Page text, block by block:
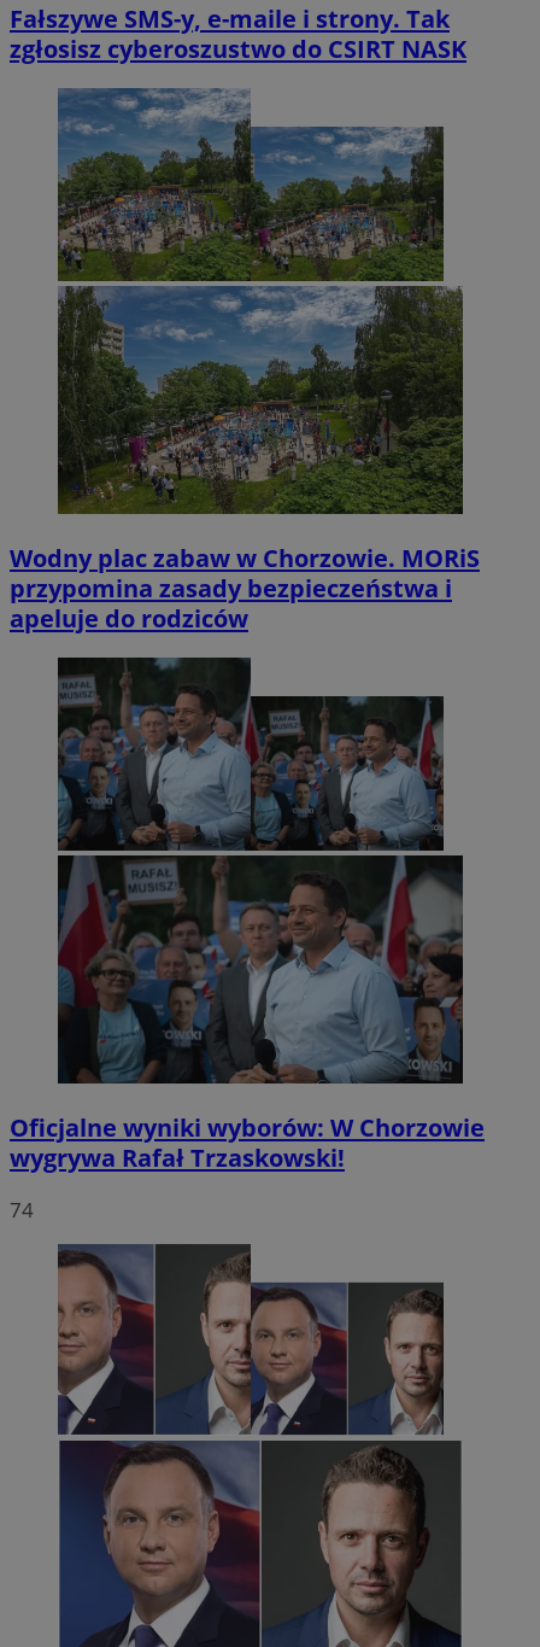
Fałszywe SMS-y, e-maile i strony. Tak
zgłosisz cyberoszustwo do CSIRT NASK
Wodny plac zabaw w Chorzowie. MORiS
przypomina zasady bezpieczeństwa i
apeluje do rodziców
Oficjalne wyniki wyborów: W Chorzowie
wygrywa Rafał Trzaskowski!
74